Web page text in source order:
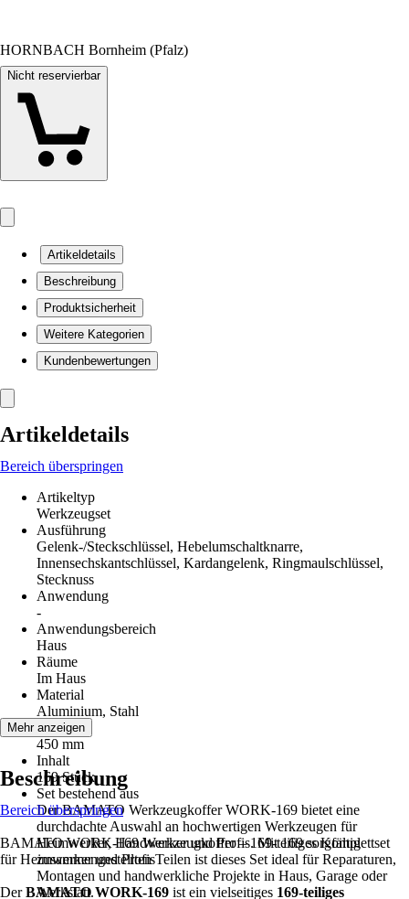
HORNBACH Bornheim (Pfalz)
Nicht reservierbar
Artikeldetails
Beschreibung
Produktsicherheit
Weitere Kategorien
Kundenbewertungen
Artikeldetails
Bereich überspringen
Artikeltyp
Werkzeugset
Ausführung
Gelenk-/Steckschlüssel, Hebelumschaltknarre,
Innensechskantschlüssel, Kardangelenk, Ringmaulschlüssel,
Stecknuss
Anwendung
-
Anwendungsbereich
Haus
Räume
Im Haus
Material
Aluminium, Stahl
Länge
450 mm
Inhalt
169 Stück
Set bestehend aus
Der BAMATO Werkzeugkoffer WORK-169 bietet eine
durchdachte Auswahl an hochwertigen Werkzeugen für
Heimwerker, Handwerker und Profis. Mit 169 sorgfältig
zusammengestellten Teilen ist dieses Set ideal für Reparaturen,
Montagen und handwerkliche Projekte in Haus, Garage oder
Werkstatt.
Mehr anzeigen
Beschreibung
Bereich überspringen
BAMATO WORK-169 Werkzeugkoffer – 169-teiliges Komplettset
für Heimwerker und Profis
DerBAMATO WORK-169 ist ein vielseitiges 169-teiliges